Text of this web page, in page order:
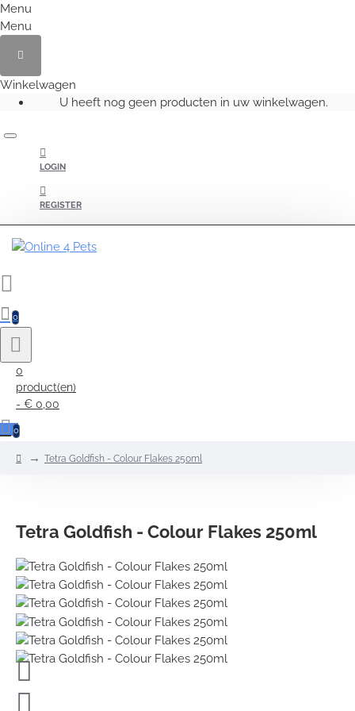
Menu
Menu
Winkelwagen
U heeft nog geen producten in uw winkelwagen.
LOGIN
REGISTER
0
0
product(en)
- € 0,00
0
homeTetra Goldfish - Colour Flakes 250ml
Tetra Goldfish - Colour Flakes 250ml